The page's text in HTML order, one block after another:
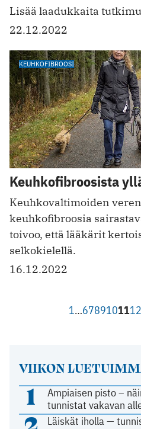
Lisää laadukkaita
22.12.2022
KEUHKOFIBROOSI
Keuhkofibroosista
Keuhkovaltimoiden
keuhkofibroosia
toivoo, että lääkärit
selkokielellä.
16.12.2022
1…6789101112
VIIKON
1
Ampiaisen pisto –
tunnistat vakavan
Läiskät iholla —